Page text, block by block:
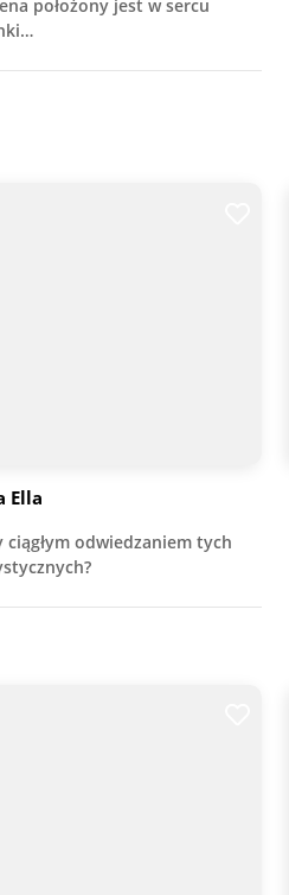
położony jest w sercu
Ella
ciągłym odwiedzaniem tych